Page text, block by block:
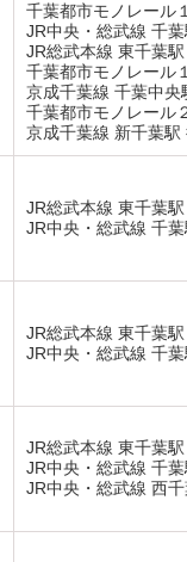
千葉都市モノレール
JR中央・総武線 千
JR総武本線 東千葉
千葉都市モノレール
京成千葉線 千葉中央
千葉都市モノレール
京成千葉線 新千葉駅
JR総武本線 東千葉
JR中央・総武線 千
JR総武本線 東千葉
JR中央・総武線 千
JR総武本線 東千葉
JR中央・総武線 千
JR中央・総武線 西